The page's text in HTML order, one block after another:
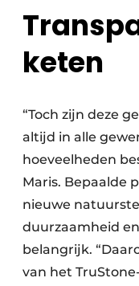
keten
“Toch zijn deze
altijd in alle
hoeveelheden
Maris. Bepaalde
nieuwe
duurzaamheid
belangrijk.
van het